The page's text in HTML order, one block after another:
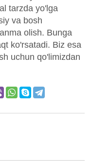
tarzda yo'lga
va bosh
olish. Bunga
ko'rsatadi. Biz esa
uchun qo'limizdan